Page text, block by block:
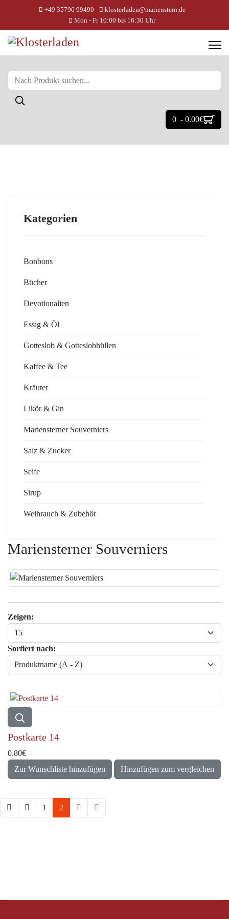
+49 35796 99490
klosterladen@marienstern.de
Mon - Fr 10:00 bis 16:30 Uhr
0 - 0.00‎€
Kategorien
Bonbons
Bücher
Devotionalien
Essig & Öl
Gotteslob & Gotteslobhüllen
Kaffee & Tee
Kräuter
Likör & Gin
Mariensterner Souverniers
Salz & Zucker
Seife
Sirup
Weihrauch & Zubehör
Mariensterner Souverniers
Zeigen:
Sortiert nach:
Postkarte 14
0.80‎€
Zur Wunschliste hinzufügen
Hinzufügen zum vergleichen
1 2